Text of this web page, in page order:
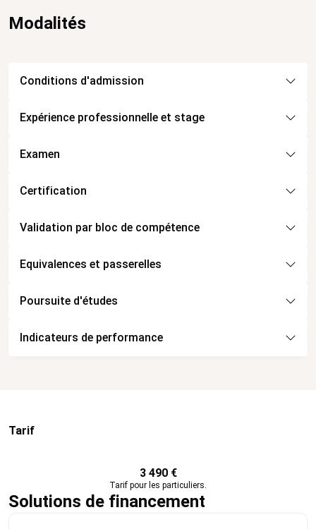
Modalités
Conditions d'admission
Expérience professionnelle et stage
Examen
Certification
Validation par bloc de compétence
Equivalences et passerelles
Poursuite d'études
Indicateurs de performance
Tarif
3 490 €
Tarif pour les particuliers.
Solutions de financement